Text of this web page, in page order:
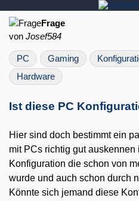
Frage
von Josef584
PC Gaming
Hardware
Ist diese PC
Hier sind doch bestimmt ein
mit PCs richtig gut
Konfiguration die schon von
wurde und auch schon durch
Könnte sich jemand diese